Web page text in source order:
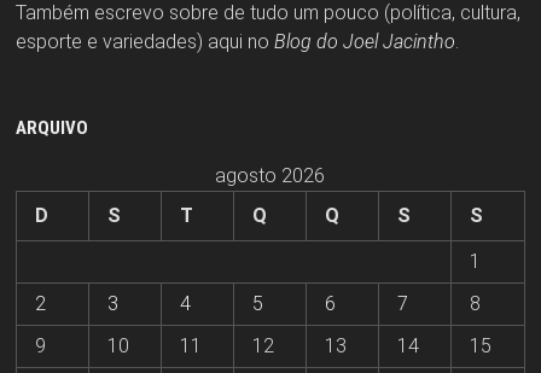
Também escrevo sobre de tudo um pouco (política, cultura,
esporte e variedades) aqui no Blog do Joel Jacintho.
ARQUIVO
agosto 2026
D
S T Q Q S
S
1
2
3 4 5 6 7
8
9
10 11 12 13 14
15